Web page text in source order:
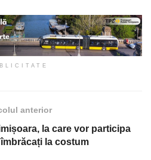
anterior
la care vor participa
la costum